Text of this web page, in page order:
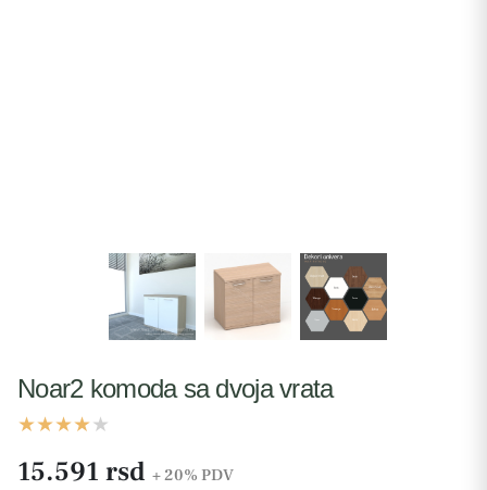
Noar2 komoda sa dvoja vrata
15.591 rsd + 20% PDV